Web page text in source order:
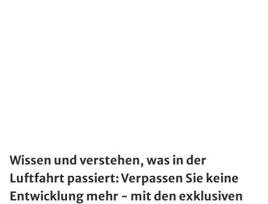
Wissen und verstehen, was in der
Luftfahrt passiert: Verpassen Sie keine
Entwicklung mehr - mit den exklusiven